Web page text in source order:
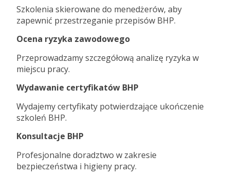
Szkolenia skierowane do menedżerów, aby
zapewnić przestrzeganie przepisów BHP.
Ocena ryzyka zawodowego
Przeprowadzamy szczegółową analizę ryzyka w
miejscu pracy.
Wydawanie certyfikatów BHP
Wydajemy certyfikaty potwierdzające ukończenie
szkoleń BHP.
Konsultacje BHP
Profesjonalne doradztwo w zakresie
bezpieczeństwa i higieny pracy.